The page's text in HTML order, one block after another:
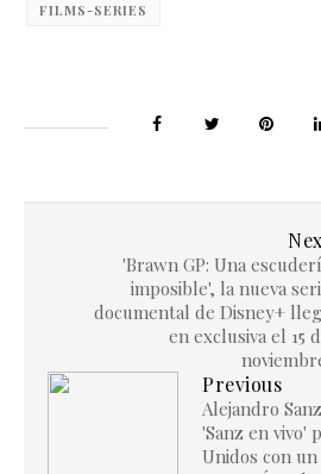
FILMS-SERIES
'Brawn GP: Una
imposible', la nueva
documental de Disney+
en exclusiva el 15
Previous
Alejandro
'Sanz en vivo'
Unidos con